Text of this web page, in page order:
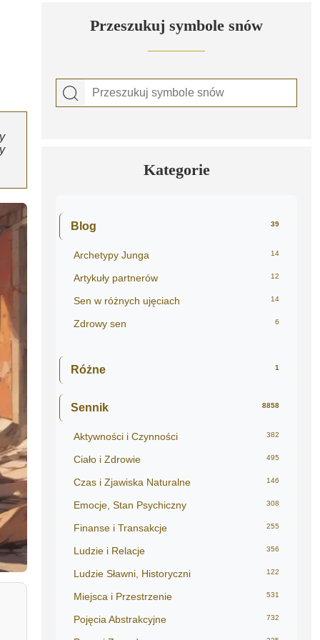
Przeszukuj symbole snów
Kategorie
Blog 39
Archetypy Junga 14
Artykuły partnerów 12
Sen w różnych ujęciach 14
Zdrowy sen 6
Różne 1
Sennik 8858
Aktywności i Czynności 382
Ciało i Zdrowie 495
Czas i Zjawiska Naturalne 146
Emocje, Stan Psychiczny 308
Finanse i Transakcje 255
Ludzie i Relacje 356
Ludzie Sławni, Historyczni 122
Miejsca i Przestrzenie 531
Pojęcia Abstrakcyjne 732